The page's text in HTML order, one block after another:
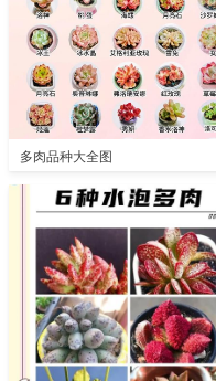
多肉品种大全图